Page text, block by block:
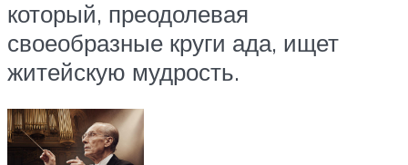
который, преодолевая
своеобразные круги ада, ищет
житейскую мудрость.